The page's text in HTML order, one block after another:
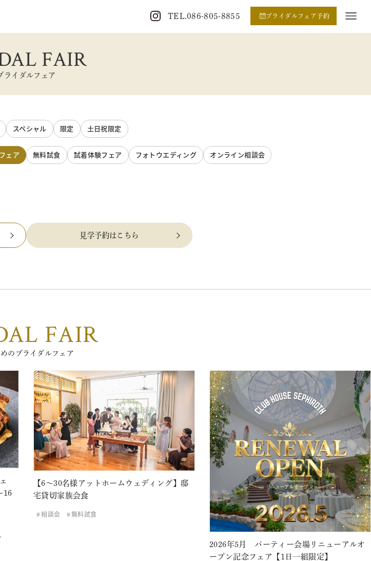
TEL.086-805-8855 ブライダルフェア予約
FAIR
ライダルフェア
スペシャル 限定 土日祝限定
ェア 無料試食 試着体験フェア フォトウエディング オンライン相談会
見学予約はこちら
FAIR
のブライダルフェア
16
【6～30名様アットホームウェディング】邸
宅貸切家族会食
相談会 無料試食
2026年5月 パーティー会場リニューアルオ
ープン記念フェア【1日一組限定】